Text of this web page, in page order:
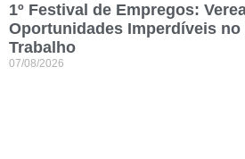
1º Festival de Empregos:
Oportunidades Imperdíveis no
Trabalho
07/08/2026